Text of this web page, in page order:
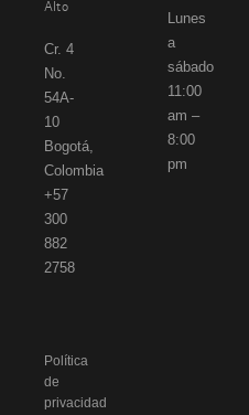
Alto
Cr. 4
No.
54A-
10
Bogotá,
Colombia
+57
300
882
2758
Lunes
a
sábado
11:00
am –
8:00
pm
Política
de
privacidad